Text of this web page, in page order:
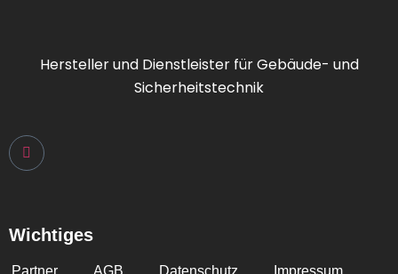
Hersteller und Dienstleister für Gebäude- und
Sicherheitstechnik
Wichtiges